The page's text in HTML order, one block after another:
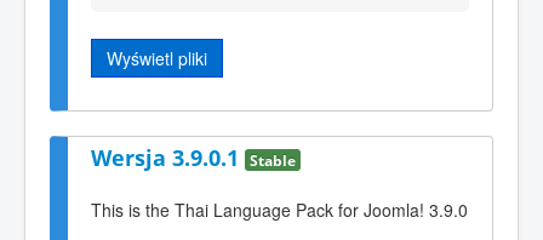
Wyświetl pliki
Wersja 3.9.0.1 Stable
This is the Thai Language Pack for Joomla! 3.9.0